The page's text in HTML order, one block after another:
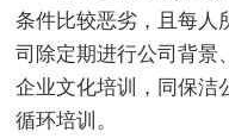
条件比较恶劣，且每人
司除定期进行公司背景
企业文化培训，同保洁
循环培训。